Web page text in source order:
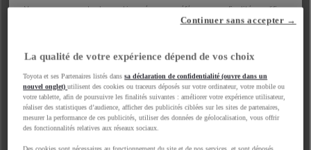
La qualité de votre expérience dépend de vos choix
Toyota et ses Partenaires listés danssa déclaration de confidentialité (ouvre dans un
nouvel onglet)utilisent des cookies ou traceurs déposés sur votre ordinateur, votre mobile ou
votre tablette, afin de poursuivre les finalités suivantes : améliorer votre expérience utilisateur,
réaliser des statistiques d’audience, afficher des publicités ciblées sur les sites de partenaires,
mesurer la performance de ces publicités, utiliser des données de géolocalisation, vous offrir
des fonctionnalités relatives aux réseaux sociaux.
Continuer sans accepter →